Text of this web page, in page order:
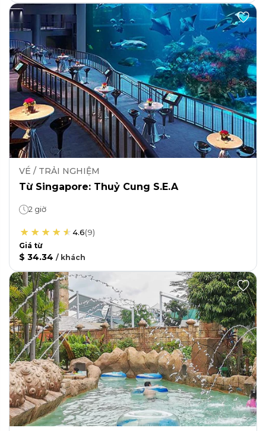
VÉ / TRẢI NGHIỆM
Từ Singapore: Thuỷ Cung S.E.A
2 giờ
4.6(9)
Giá từ
$ 34.34 / khách